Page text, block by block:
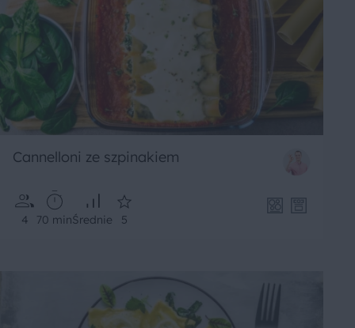
Cannelloni ze szpinakiem
4 70 minŚrednie 5